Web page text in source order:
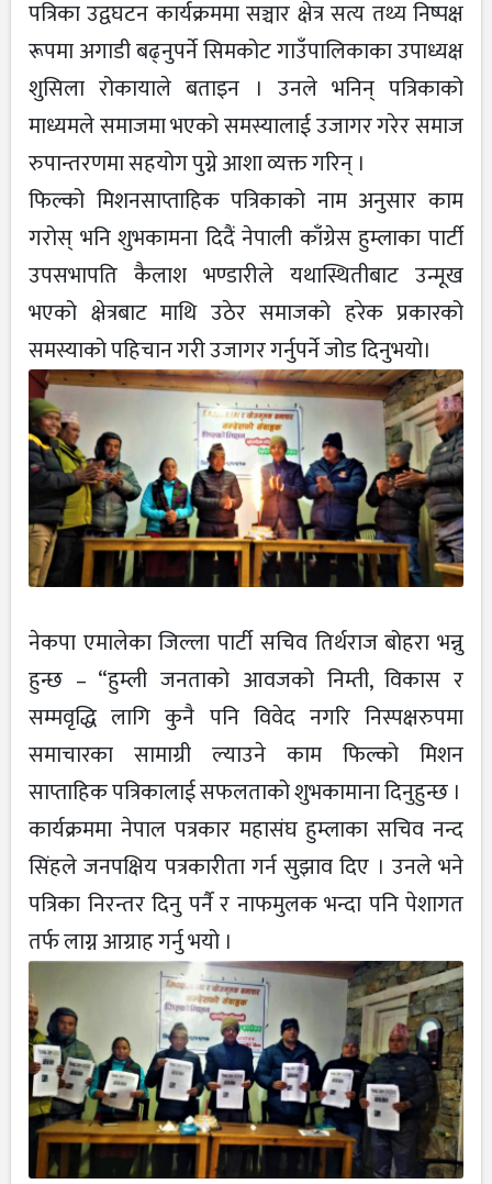
पत्रिका उद्वघटन कार्यक्रममा सञ्चार क्षेत्र सत्य तथ्य निष्पक्ष
रूपमा अगाडी बढ्नुपर्ने सिमकोट गाउँपालिकाका उपाध्यक्ष
शुसिला रोकायाले बताइन । उनले भनिन् पत्रिकाको
माध्यमले समाजमा भएको समस्यालाई उजागर गरेर समाज
रुपान्तरणमा सहयोग पुग्ने आशा व्यक्त गरिन् ।
फिल्को मिशनसाप्ताहिक पत्रिकाको नाम अनुसार काम
गरोस् भनि शुभकामना दिदैं नेपाली काँग्रेस हुम्लाका पार्टी
उपसभापति कैलाश भण्डारीले यथास्थितीबाट उन्मूख
भएको क्षेत्रबाट माथि उठेर समाजको हरेक प्रकारको
समस्याको पहिचान गरी उजागर गर्नुपर्ने जोड दिनुभयो।
नेकपा एमालेका जिल्ला पार्टी सचिव तिर्थराज बोहरा भन्नु
हुन्छ – “हुम्ली जनताको आवजको निम्ती, विकास र
सम्मवृद्धि लागि कुनै पनि विवेद नगरि निस्पक्षरुपमा
समाचारका सामाग्री ल्याउने काम फिल्को मिशन
साप्ताहिक पत्रिकालाई सफलताको शुभकामाना दिनुहुन्छ ।
कार्यक्रममा नेपाल पत्रकार महासंघ हुम्लाका सचिव नन्द
सिंहले जनपक्षिय पत्रकारीता गर्न सुझाव दिए । उनले भने
पत्रिका निरन्तर दिनु पर्नै र नाफमुलक भन्दा पनि पेशागत
तर्फ लाग्न आग्राह गर्नु भयो ।